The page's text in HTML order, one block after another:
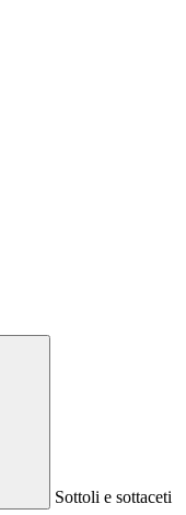
Sottoli e sottaceti